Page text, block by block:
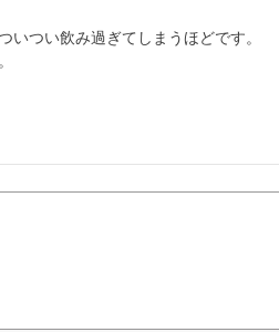
いつい飲み過ぎてしまうほどです。